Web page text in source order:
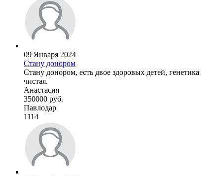
09 Января 2024
Стану донором
Стану донором, есть двое здоровых детей, генетика
чистая.
Анастасия
350000 руб.
Павлодар
1114